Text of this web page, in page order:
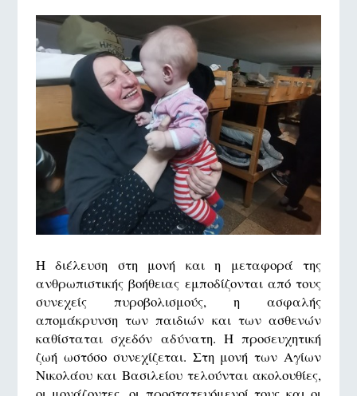
Η διέλευση στη μονή και η μεταφορά της
ανθρωπιστικής βοήθειας εμποδίζονται από τους
συνεχείς πυροβολισμούς, η ασφαλής
απομάκρυνση των παιδιών και των ασθενών
καθίσταται σχεδόν αδύνατη. Η προσευχητική
ζωή ωστόσο συνεχίζεται. Στη μονή των Αγίων
Νικολάου και Βασιλείου τελούνται ακολουθίες,